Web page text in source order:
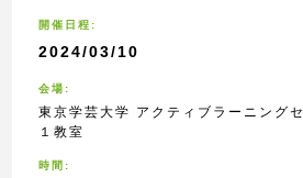
開催日程:
2024/03/10
会場:
東京学芸大学 アクティブラーニング
１教室
時間: